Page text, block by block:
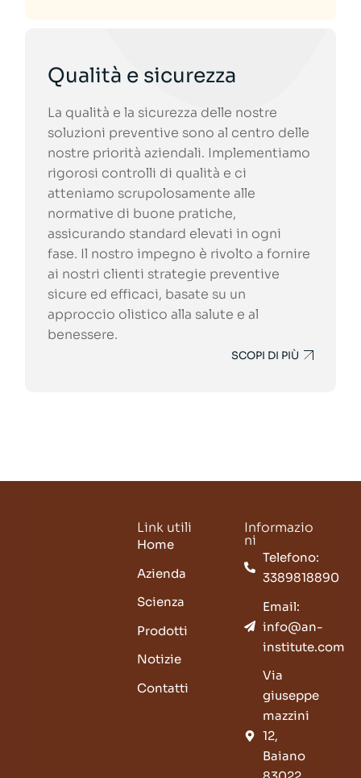
Qualità e sicurezza
La qualità e la sicurezza delle nostre
soluzioni preventive sono al centro delle
nostre priorità aziendali. Implementiamo
rigorosi controlli di qualità e ci
atteniamo scrupolosamente alle
normative di buone pratiche,
assicurando standard elevati in ogni
fase. Il nostro impegno è rivolto a fornire
ai nostri clienti strategie preventive
sicure ed efficaci, basate su un
approccio olistico alla salute e al
benessere.
SCOPI DI PIÙ
Link utili
Home
Azienda
Scienza
Prodotti
Notizie
Contatti
Informazio
ni
Telefono:
3389818890
Email:
info@an-
institute.com
Via
giuseppe
mazzini
12,
Baiano